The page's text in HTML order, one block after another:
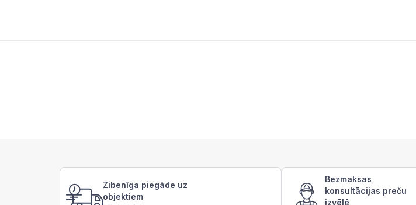
Zibenīga piegāde uz
objektiem
Bezmaksas
konsultācijas preču
izvēlē